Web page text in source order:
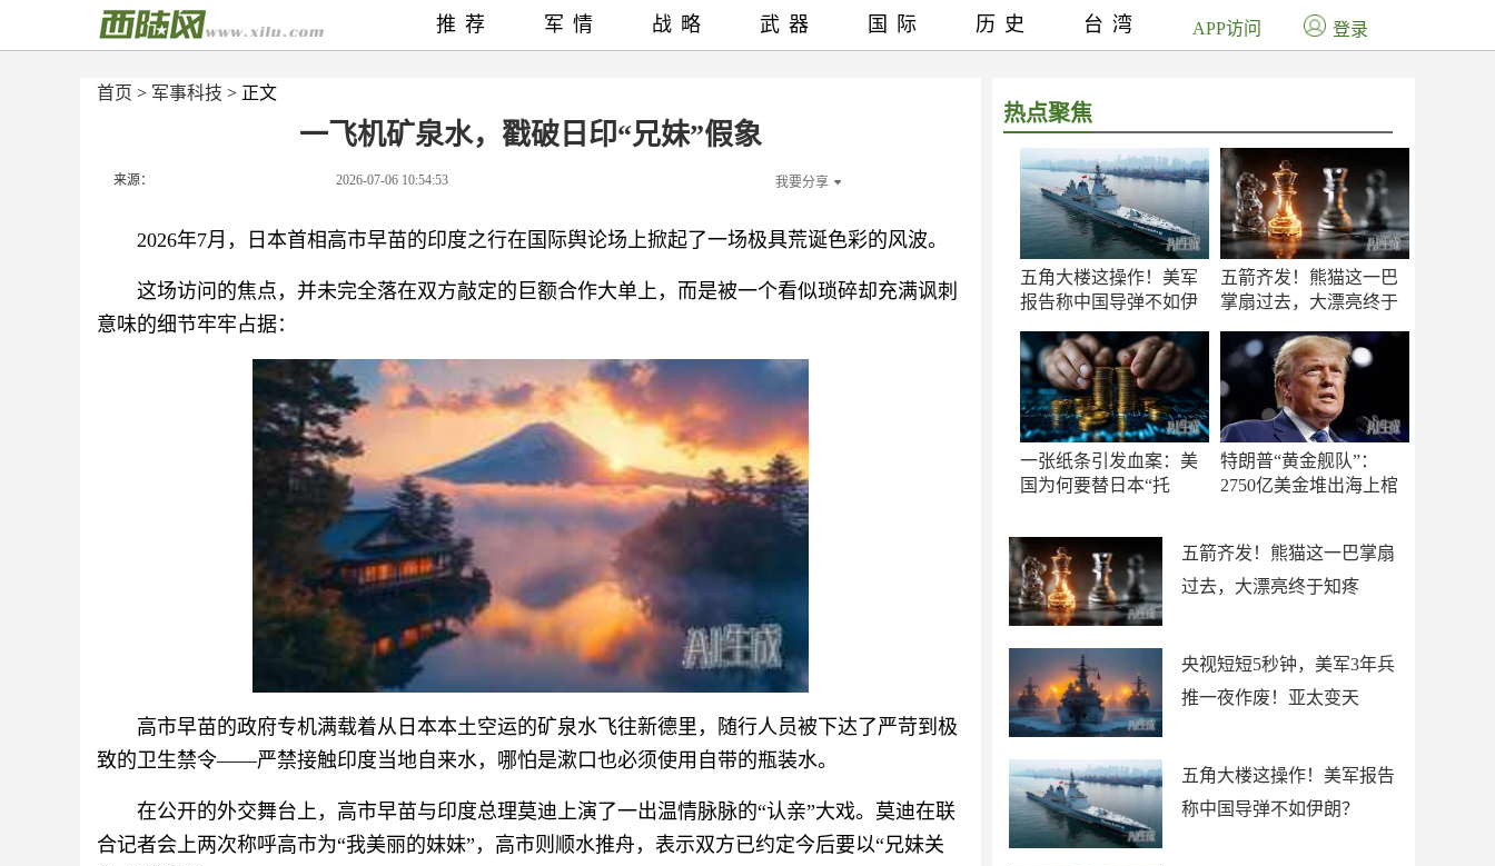
首页 > 军事科技 > 正文
一飞机矿泉水，戳破日印“兄妹”假象
来源： 2026-07-06 10:54:53 我要分享
2026年7月，日本首相高市早苗的印度之行在国际舆论场上掀起了一场极具荒诞色彩的风波。
这场访问的焦点，并未完全落在双方敲定的巨额合作大单上，而是被一个看似琐碎却充满讽刺
意味的细节牢牢占据：
高市早苗的政府专机满载着从日本本土空运的矿泉水飞往新德里，随行人员被下达了严苛到极
致的卫生禁令——严禁接触印度当地自来水，哪怕是漱口也必须使用自带的瓶装水。
在公开的外交舞台上，高市早苗与印度总理莫迪上演了一出温情脉脉的“认亲”大戏。莫迪在联
合记者会上两次称呼高市为“我美丽的妹妹”，高市则顺水推舟，表示双方已约定今后要以“兄妹关
热点聚焦
五角大楼这操作！美军
报告称中国导弹不如伊
五箭齐发！熊猫这一巴
掌扇过去，大漂亮终于
一张纸条引发血案：美
国为何要替日本“托
特朗普“黄金舰队”：
2750亿美金堆出海上棺
五箭齐发！熊猫这一巴掌扇
过去，大漂亮终于知疼
央视短短5秒钟，美军3年兵
推一夜作废！亚太变天
五角大楼这操作！美军报告
称中国导弹不如伊朗？
推荐 军情 战略 武器 国际 历史 台湾 APP访问 登录